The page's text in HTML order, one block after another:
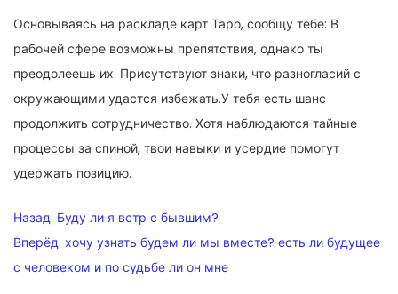
Основываясь на раскладе карт Таро, сообщу тебе: В
рабочей сфере возможны препятствия, однако ты
преодолеешь их. Присутствуют знаки, что разногласий с
окружающими удастся избежать.У тебя есть шанс
продолжить сотрудничество. Хотя наблюдаются тайные
процессы за спиной, твои навыки и усердие помогут
удержать позицию.
НАВИГАЦИЯ
ПО
ЗАПИСЯМ
Назад: Буду ли я встр с бывшим?
Вперёд: хочу узнать будем ли мы вместе? есть ли будущее
с человеком и по судьбе ли он мне